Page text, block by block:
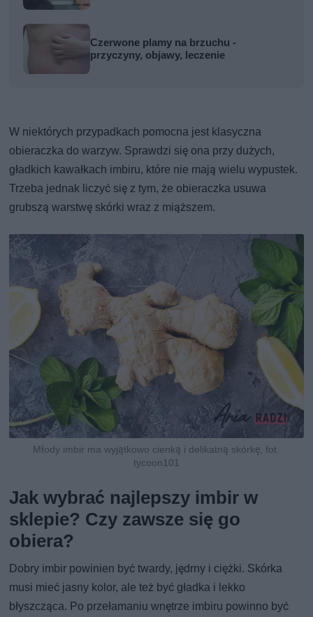
Czerwone plamy na brzuchu -
przyczyny, objawy, leczenie
W niektórych przypadkach pomocna jest klasyczna
obieraczka do warzyw. Sprawdzi się ona przy dużych,
gładkich kawałkach imbiru, które nie mają wielu wypustek.
Trzeba jednak liczyć się z tym, że obieraczka usuwa
grubszą warstwę skórki wraz z miąższem.
Młody imbir ma wyjątkowo cienką i delikatną skórkę, fot.
tycoon101
Jak wybrać najlepszy imbir w
sklepie? Czy zawsze się go
obiera?
Dobry imbir powinien być twardy, jędrny i ciężki. Skórka
musi mieć jasny kolor, ale też być gładka i lekko
błyszcząca. Po przełamaniu wnętrze imbiru powinno być